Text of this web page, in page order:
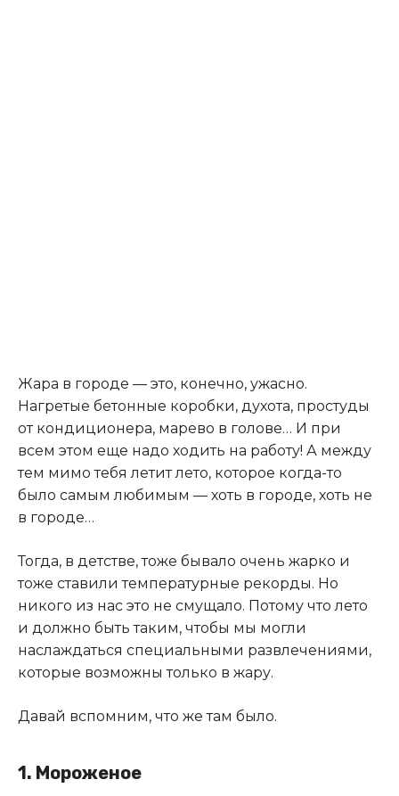
Жара в городе — это, конечно, ужасно.
Нагретые бетонные коробки, духота, простуды
от кондиционера, марево в голове… И при
всем этом еще надо ходить на работу! А между
тем мимо тебя летит лето, которое когда-то
было самым любимым — хоть в городе, хоть не
в городе…
Тогда, в детстве, тоже бывало очень жарко и
тоже ставили температурные рекорды. Но
никого из нас это не смущало. Потому что лето
и должно быть таким, чтобы мы могли
наслаждаться специальными развлечениями,
которые возможны только в жару.
Давай вспомним, что же там было.
1. Мороженое